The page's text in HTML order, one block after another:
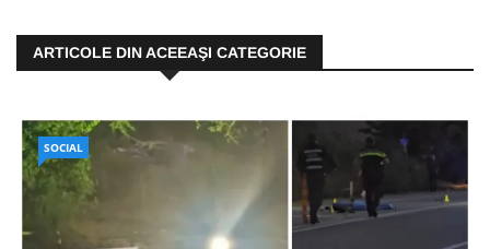
ARTICOLE DIN ACEEAŞI CATEGORIE
SOCIAL